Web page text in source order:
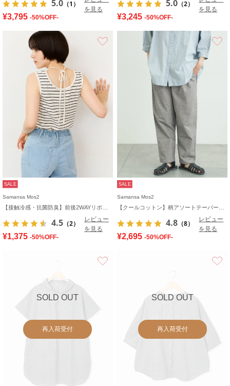
5.0 （1）
を見る
¥3,795 -50%OFF-
5.0 （2）
を見る
¥3,245 -50%OFF-
SALE
Samansa Mos2
4.5 （2）
レビュー
を見る
¥1,375 -50%OFF-
SALE
Samansa Mos2
4.8 （8）
レビュー
を見る
¥2,695 -50%OFF-
SOLD OUT
再入荷受付
SOLD OUT
再入荷受付